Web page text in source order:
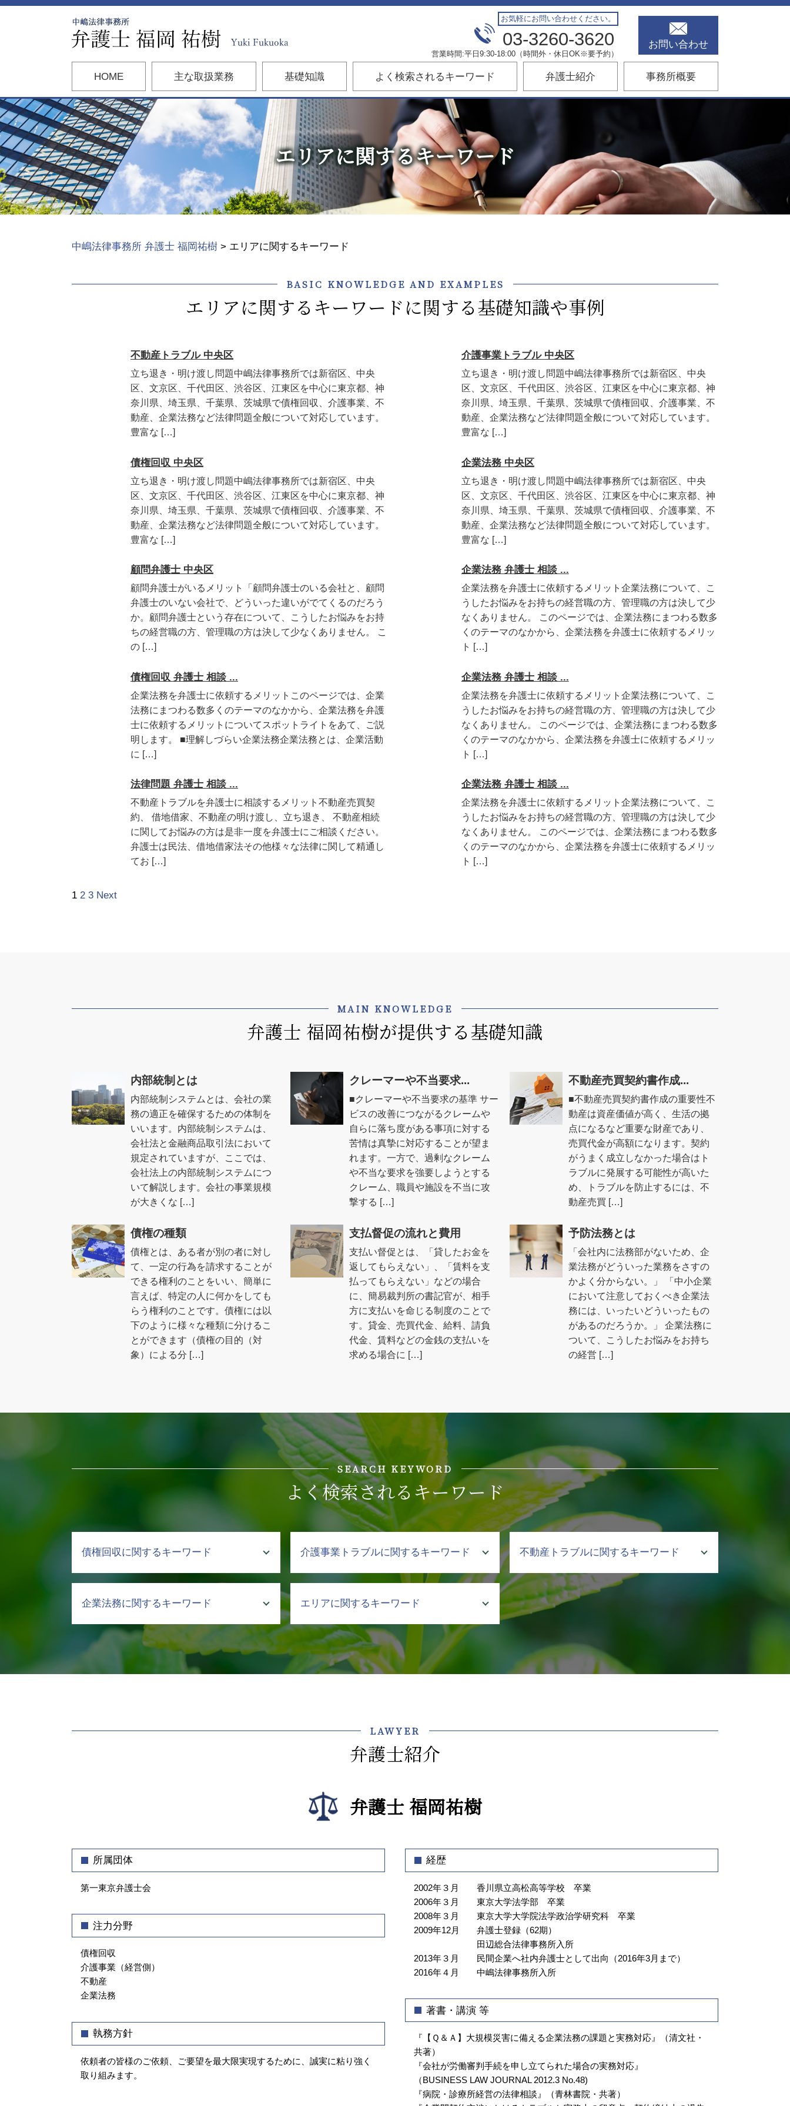
エリアに関するキーワード
お気軽にお問い合わせください。
03-3260-3620
営業時間:平日9:30-18:00（時間外・休日OK※要予約）
お問い合わせ
HOME 主な取扱業務 基礎知識 よく検索されるキーワード 弁護士紹介 事務所概要
中嶋法律事務所 弁護士 福岡祐樹 > エリアに関するキーワード
BASIC KNOWLEDGE AND EXAMPLES
エリアに関するキーワードに関する基礎知識や事例
不動産トラブル 中央区
立ち退き・明け渡し問題中嶋法律事務所では新宿区、中央
区、文京区、千代田区、渋谷区、江東区を中心に東京都、神
奈川県、埼玉県、千葉県、茨城県で債権回収、介護事業、不
動産、企業法務など法律問題全般について対応しています。
豊富な […]
介護事業トラブル 中央区
立ち退き・明け渡し問題中嶋法律事務所では新宿区、中央
区、文京区、千代田区、渋谷区、江東区を中心に東京都、神
奈川県、埼玉県、千葉県、茨城県で債権回収、介護事業、不
動産、企業法務など法律問題全般について対応しています。
豊富な […]
債権回収 中央区
立ち退き・明け渡し問題中嶋法律事務所では新宿区、中央
区、文京区、千代田区、渋谷区、江東区を中心に東京都、神
奈川県、埼玉県、千葉県、茨城県で債権回収、介護事業、不
動産、企業法務など法律問題全般について対応しています。
豊富な […]
企業法務 中央区
立ち退き・明け渡し問題中嶋法律事務所では新宿区、中央
区、文京区、千代田区、渋谷区、江東区を中心に東京都、神
奈川県、埼玉県、千葉県、茨城県で債権回収、介護事業、不
動産、企業法務など法律問題全般について対応しています。
豊富な […]
顧問弁護士 中央区
顧問弁護士がいるメリット「顧問弁護士のいる会社と、顧問
弁護士のいない会社で、どういった違いがでてくるのだろう
か。顧問弁護士という存在について、こうしたお悩みをお持
ちの経営職の方、管理職の方は決して少なくありません。 こ
の […]
企業法務 弁護士 相談 ...
企業法務を弁護士に依頼するメリット企業法務について、こ
うしたお悩みをお持ちの経営職の方、管理職の方は決して少
なくありません。 このページでは、企業法務にまつわる数多
くのテーマのなかから、企業法務を弁護士に依頼するメリッ
ト […]
債権回収 弁護士 相談 ...
企業法務を弁護士に依頼するメリットこのページでは、企業
法務にまつわる数多くのテーマのなかから、企業法務を弁護
士に依頼するメリットについてスポットライトをあて、ご説
明します。 ■理解しづらい企業法務企業法務とは、企業活動
に […]
企業法務 弁護士 相談 ...
企業法務を弁護士に依頼するメリット企業法務について、こ
うしたお悩みをお持ちの経営職の方、管理職の方は決して少
なくありません。 このページでは、企業法務にまつわる数多
くのテーマのなかから、企業法務を弁護士に依頼するメリッ
ト […]
法律問題 弁護士 相談 ...
不動産トラブルを弁護士に相談するメリット不動産売買契
約、 借地借家、不動産の明け渡し、立ち退き、 不動産相続
に関してお悩みの方は是非一度を弁護士にご相談ください。
弁護士は民法、借地借家法その他様々な法律に関して精通し
てお […]
企業法務 弁護士 相談 ...
企業法務を弁護士に依頼するメリット企業法務について、こ
うしたお悩みをお持ちの経営職の方、管理職の方は決して少
なくありません。 このページでは、企業法務にまつわる数多
くのテーマのなかから、企業法務を弁護士に依頼するメリッ
ト […]
1 2 3 Next
MAIN KNOWLEDGE
弁護士 福岡祐樹が提供する基礎知識
内部統制とは
内部統制システムとは、会社の業
務の適正を確保するための体制を
いいます。内部統制システムは、
会社法と金融商品取引法において
規定されていますが、ここでは、
会社法上の内部統制システムにつ
いて解説します。会社の事業規模
が大きくな […]
クレーマーや不当要求...
■クレーマーや不当要求の基準 サー
ビスの改善につながるクレームや
自らに落ち度がある事項に対する
苦情は真摯に対応することが望ま
れます。一方で、過剰なクレーム
や不当な要求を強要しようとする
クレーム、職員や施設を不当に攻
撃する […]
不動産売買契約書作成...
■不動産売買契約書作成の重要性不
動産は資産価値が高く、生活の拠
点になるなど重要な財産であり、
売買代金が高額になります。契約
がうまく成立しなかった場合はト
ラブルに発展する可能性が高いた
め、トラブルを防止するには、不
動産売買 […]
債権の種類
債権とは、ある者が別の者に対し
て、一定の行為を請求することが
できる権利のことをいい、簡単に
言えば、特定の人に何かをしても
らう権利のことです。債権には以
下のように様々な種類に分けるこ
とができます（債権の目的（対
象）による分 […]
支払督促の流れと費用
支払い督促とは、「貸したお金を
返してもらえない」、「賃料を支
払ってもらえない」などの場合
に、簡易裁判所の書記官が、相手
方に支払いを命じる制度のことで
す。貸金、売買代金、給料、請負
代金、賃料などの金銭の支払いを
求める場合に […]
予防法務とは
「会社内に法務部がないため、企
業法務がどういった業務をさすの
かよく分からない。」 「中小企業
において注意しておくべき企業法
務には、いったいどういったもの
があるのだろうか。」 企業法務に
ついて、こうしたお悩みをお持ち
の経営 […]
SEARCH KEYWORD
よく検索されるキーワード
債権回収に関するキーワード
支払督促 申立
取引先 倒産 未払い金 支払い
売掛金 回収 文書
売掛金 未払い
債権回収 強制執行 方法
弁護士に依頼するメリット
債権 消滅時効
差し押さえ 不動産 債権回収
介護事業トラブルに関するキーワード
介護事故 防止
介護 クレーム
介護事故 死亡
介護 トラブル
介護 行政
介護 暴言
介護事業 課題
介護 事故 弁護士
介護 責任
介護施設 転倒 損害賠償
不動産トラブルに関するキーワード
建物 賃貸借契約書 事業用
相続 不動産 売却 分割
契約不適合 期間
不動産トラブル 調停
不動産 トラブル 賃貸
賃貸 立ち退き
企業法務に関するキーワード
コンプライアンス 従業員
会社 法務
秘密保持 契約書
弁護士 顧問契約
事業継承 契約書
中小企業 法務
業務委託 契約書
不当解雇 とは
エリアに関するキーワード
顧問弁護士 弁護士 相談 神楽坂
介護事業トラブル 弁護士 相談 江東
区
法律問題 弁護士 相談 江東区
不動産トラブル 弁護士 相談 新宿区
債権回収 弁護士 相談 文京区
顧問弁護士 弁護士 相談 文京区
介護事業トラブル 弁護士 相談 千代
田区
企業法務 弁護士 相談 千代田区
法律問題 弁護士 相談 飯田橋
不動産トラブル 弁護士 相談 文京区
LAWYER
弁護士紹介
弁護士 福岡祐樹
所属団体
第一東京弁護士会
注力分野
債権回収
介護事業（経営側）
不動産
企業法務
執務方針
依頼者の皆様のご依頼、ご要望を最大限実現するために、誠実に粘り強く
取り組みます。
経歴
2002年３月
香川県立高松高等学校 卒業
2006年３月
東京大学法学部 卒業
2008年３月
東京大学大学院法学政治学研究科 卒業
2009年12月
弁護士登録（62期）
田辺総合法律事務所入所
2013年３月
民間企業へ社内弁護士として出向（2016年3月まで）
2016年４月
中嶋法律事務所入所
著書・講演 等
『【Ｑ＆Ａ】大規模災害に備える企業法務の課題と実務対応』（清文社・
共著）
『会社が労働審判手続を申し立てられた場合の実務対応』
（BUSINESS LAW JOURNAL 2012.3 No.48)
『病院・診療所経営の法律相談』（青林書院・共著）